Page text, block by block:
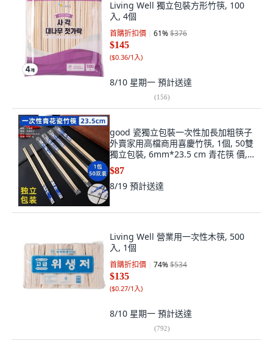
Living Well 獨立包裝方形竹筷, 100
入, 4個
首購折扣價 61%$376
$145
($0.36/1入)
8/10 星期一 預計送達
(156)
good 瓷獨立包裝一次性加長加粗筷子
外賣家用高檔商用喜慶竹筷, 1個, 50雙
獨立包裝, 6mm*23.5 cm 青花筷 價,
N/A
$87
8/19 預計送達
Living Well 營業用一次性木筷, 500
入, 1個
首購折扣價 74%$534
$135
($0.27/1入)
8/10 星期一 預計送達
(792)